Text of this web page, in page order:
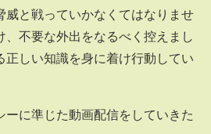
威と戦っていかなくてはなりませ
不要な外出をなるべく控えまし
正しい知識を身に着け行動してい
ーに準じた動画配信をしていきた